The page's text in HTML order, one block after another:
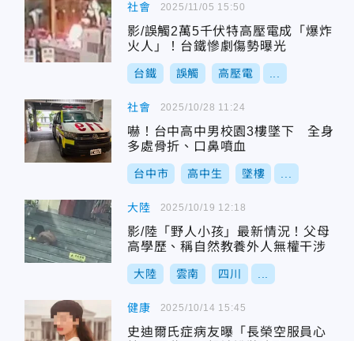
社會
影/誤觸2萬5千伏特高壓電成「爆炸
火人」！台鐵慘劇傷勢曝光
台鐵 誤觸 高壓電
2025/11/05 15:50
社會
嚇！台中高中男校園3樓墜下 全身
多處骨折、口鼻噴血
台中市 高中生 墜樓
2025/10/28 11:24
大陸
影/陸「野人小孩」最新情況！父母
高學歷、稱自然教養外人無權干涉
大陸 雲南 四川
2025/10/19 12:18
健康
史迪爾氏症病友曝「長榮空服員心
2025/10/14 15:45